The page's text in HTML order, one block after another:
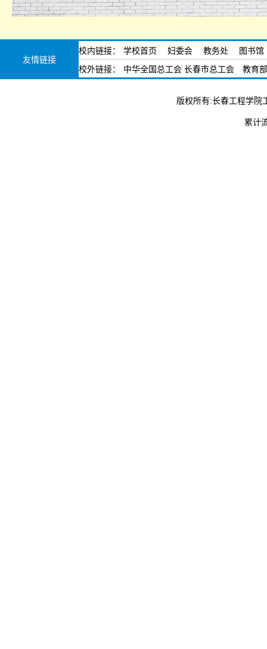
友情链接
校内链接： 学校首页 妇委会 教务处 图书馆
校外链接： 中华全国总工会 长春市总工会 教育部
版权所有:长春工程学院
累计